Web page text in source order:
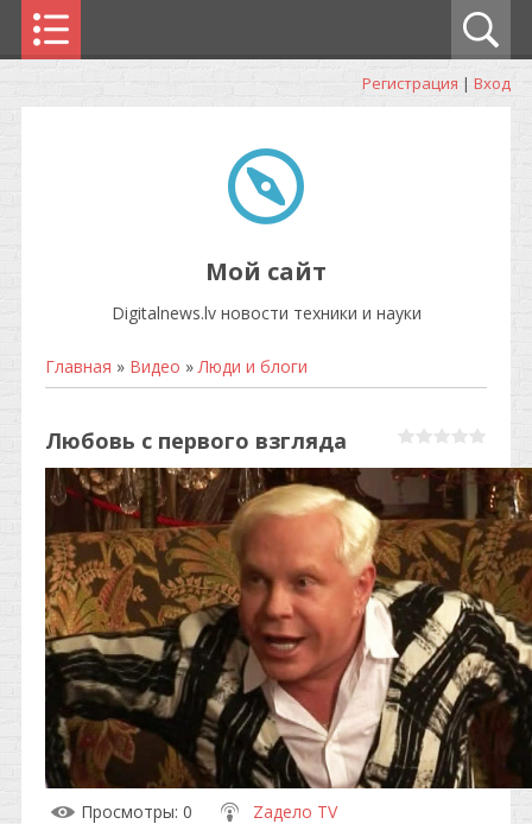
Регистрация | Вход
Мой сайт
Digitalnews.lv новости техники и науки
Главная » Видео »Люди и блоги
Любовь с первого взгляда
Просмотры: 0 Zадело TV